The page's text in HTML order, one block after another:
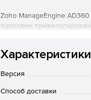
Zoho ManageEngine
паролями
безопасности
Основные возможности:
Характеристики
Версия
Способ доставки